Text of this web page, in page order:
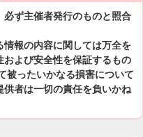
ず主催者発行のものと照合
報の内容に関しては万全を
よび安全性を保証するもの
被ったいかなる損害について
者は一切の責任を負いかね